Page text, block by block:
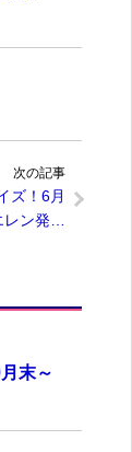
次の記事
ズ！6月
ン発…
末～